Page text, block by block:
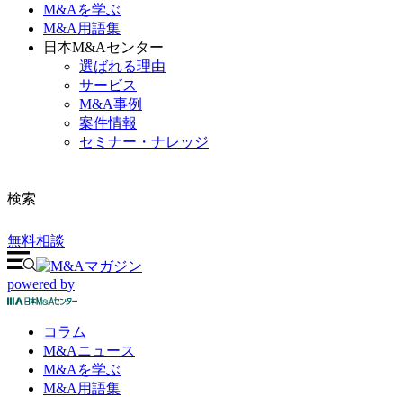
M&Aを学ぶ
M&A用語集
日本M&Aセンター
選ばれる理由
サービス
M&A事例
案件情報
セミナー・ナレッジ
検索
無料相談
powered by
コラム
M&Aニュース
M&Aを学ぶ
M&A 用語集